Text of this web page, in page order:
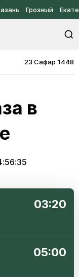
Грозный
23 Сафар 1448
в
03:20
05:00